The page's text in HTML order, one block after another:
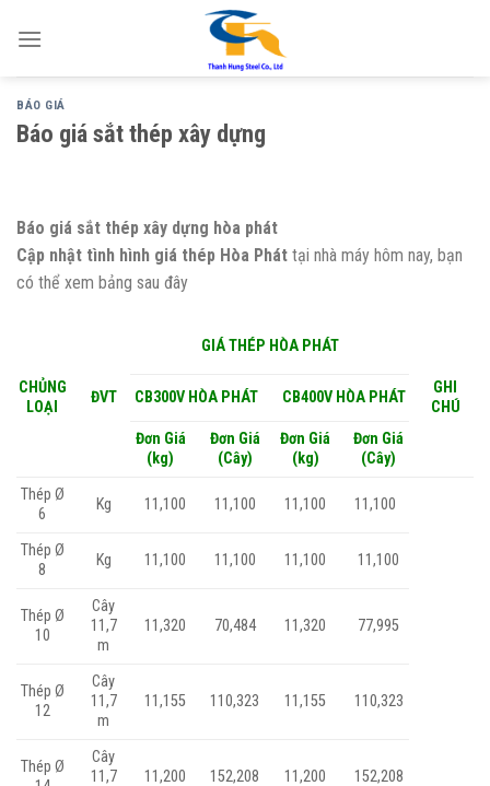
BÁO GIÁ
Báo giá sắt thép xây dựng
Báo giá sắt thép xây dựng hòa phát
Cập nhật tình hình giá thép Hòa Phát tại nhà máy hôm nay, bạn
có thể xem bảng sau đây
CHỦNG
LOẠI
ĐVT
GIÁ THÉP HÒA PHÁT
GHI
CHÚ
CB300V HÒA PHÁT CB400V HÒA PHÁT
Đơn Giá
(kg)
Đơn Giá
(Cây)
Đơn Giá
(kg)
Đơn Giá
(Cây)
Thép Ø
6
Kg 11,100 11,100 11,100 11,100
Thép Ø
8
Kg 11,100 11,100 11,100 11,100
Thép Ø
10
Cây
11,7
m
11,320 70,484 11,320 77,995
Thép Ø
12
Cây
11,7
m
11,155 110,323 11,155 110,323
Thép Ø
Cây
11,7
11,200 152,208 11,200 152,208